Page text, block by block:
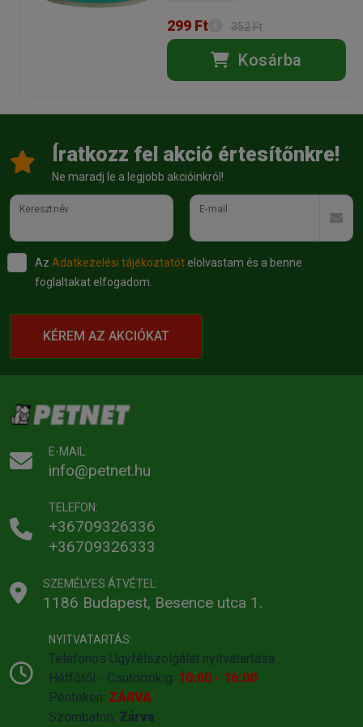
299 Ft 352 Ft
Kosárba
Íratkozz fel akció értesítőnkre!
Ne maradj le a legjobb akcióinkról!
Keresztnév E-mail
Az Adatkezelési tájékoztatót elolvastam és a benne
foglaltakat elfogadom.
KÉREM AZ AKCIÓKAT
E-MAIL:
info@petnet.hu
TELEFON:
+36709326336
+36709326333
SZEMÉLYES ÁTVÉTEL:
1186 Budapest, Besence utca 1.
NYITVATARTÁS:
Telefonos Ügyfélszolgálat nyitvatartása:
Hétfőtől - Csütörtökig: 10:00 - 16:00
Pénteken: ZÁRVA
Szombaton: Zárva